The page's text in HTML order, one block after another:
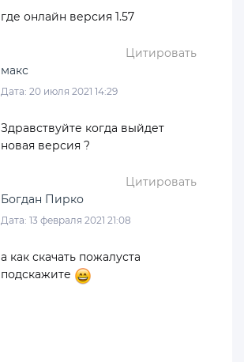
где онлайн версия 1.57
Цитировать
макс
Дата: 20 июля 2021 14:29
Здравствуйте когда выйдет
новая версия ?
Цитировать
Богдан Пирко
Дата: 13 февраля 2021 21:08
а как скачать пожалуста
подскажите